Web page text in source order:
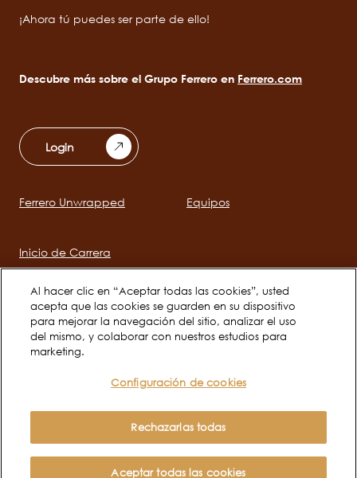
¡Ahora tú puedes ser parte de ello!
Descubre más sobre el Grupo Ferrero en Ferrero.com
Login
Main
Ferrero Unwrapped Equipos
Inicio de Carrera
Social
channels
mobile
Aviso de Privacidad Términos de Uso
Copyright © Ferrero 2026
Al hacer clic en “Aceptar todas las cookies”, usted
acepta que las cookies se guarden en su dispositivo
para mejorar la navegación del sitio, analizar el uso
del mismo, y colaborar con nuestros estudios para
marketing.
Configuración de cookies
Rechazarlas todas
Aceptar todas las cookies